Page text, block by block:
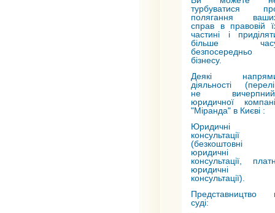
турбуватися
полягання
справ в правовій
частині і
більше
безпосередньо
бізнесу.
Деякі
діяльності
не
юридичної
"Міранда" в Києві :
Юридичні
консультації
(безкоштовні
юридичні
консультації,
юридичні
консультації).
Представництво
суді: